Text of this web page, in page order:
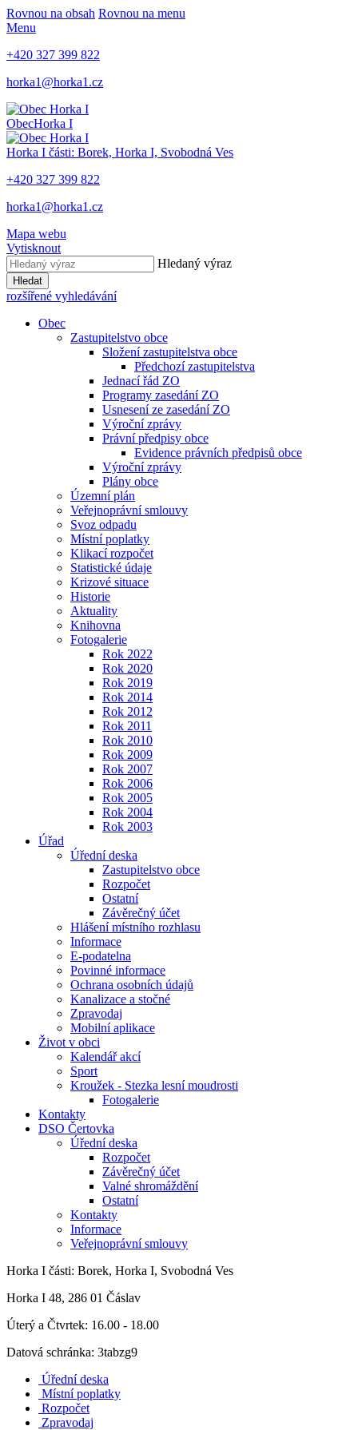
Rovnou na obsah Rovnou na menu
Menu
+420 327 399 822
horka1@horka1.cz
ObecHorka I
Horka I části: Borek, Horka I, Svobodná Ves
+420 327 399 822
horka1@horka1.cz
Mapa webu
Vytisknout
Hledaný výraz
Hledat
rozšířené vyhledávání
Obec
Zastupitelstvo obce
Složení zastupitelstva obce
Předchozí zastupitelstva
Jednací řád ZO
Programy zasedání ZO
Usnesení ze zasedání ZO
Výroční zprávy
Právní předpisy obce
Evidence právních předpisů obce
Výroční zprávy
Plány obce
Územní plán
Veřejnoprávní smlouvy
Svoz odpadu
Místní poplatky
Klikací rozpočet
Statistické údaje
Krizové situace
Historie
Aktuality
Knihovna
Fotogalerie
Rok 2022
Rok 2020
Rok 2019
Rok 2014
Rok 2012
Rok 2011
Rok 2010
Rok 2009
Rok 2007
Rok 2006
Rok 2005
Rok 2004
Rok 2003
Úřad
Úřední deska
Zastupitelstvo obce
Rozpočet
Ostatní
Závěrečný účet
Hlášení místního rozhlasu
Informace
E-podatelna
Povinné informace
Ochrana osobních údajů
Kanalizace a stočné
Zpravodaj
Mobilní aplikace
Život v obci
Kalendář akcí
Sport
Kroužek - Stezka lesní moudrosti
Fotogalerie
Kontakty
DSO Čertovka
Úřední deska
Rozpočet
Závěrečný účet
Valné shromáždění
Ostatní
Kontakty
Informace
Veřejnoprávní smlouvy
Horka I části: Borek, Horka I, Svobodná Ves
Horka I 48, 286 01 Čáslav
Úterý a Čtvrtek: 16.00 - 18.00
Datová schránka: 3tabzg9
Úřední deska
Místní poplatky
Rozpočet
Zpravodaj